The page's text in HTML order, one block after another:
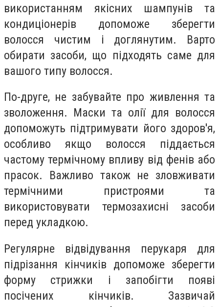
використанням якісних шампунів та
кондиціонерів допоможе зберегти
волосся чистим і доглянутим. Варто
обирати засоби, що підходять саме для
вашого типу волосся.
По-друге, не забувайте про живлення та
зволоження. Маски та олії для волосся
допоможуть підтримувати його здоров'я,
особливо якщо волосся піддається
частому термічному впливу від фенів або
прасок. Важливо також не зловживати
термічними пристроями та
використовувати термозахисні засоби
перед укладкою.
Регулярне відвідування перукаря для
підрізання кінчиків допоможе зберегти
форму стрижки і запобігти появі
посічених кінчиків. Зазвичай